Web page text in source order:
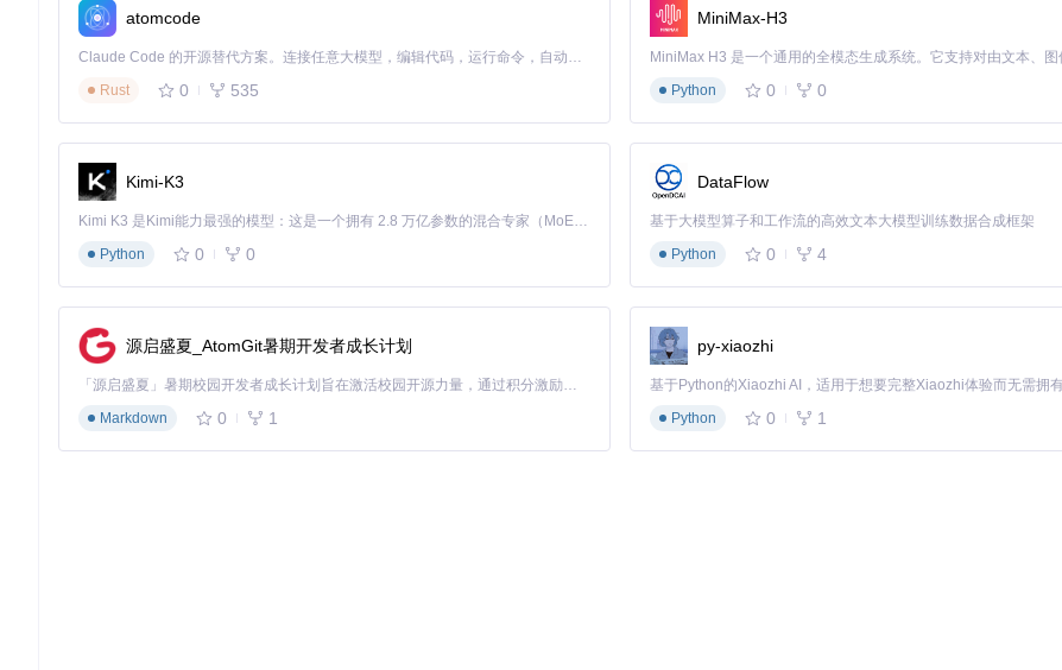
  });
使用技巧：添加 --preview 限定文件类型，--after 3 显示匹配行后3行内容。
读取工具不仅是简单的文件内容展示，更是一个智能代码解析器。它能自动处理大文件分页、超长行截断，并拒绝读取二进制文件。
// 智能内容处理（packages/opencode/src/tool/read.ts）
async
function readFileWithSafetyChecks ReadOptions
) {
validateFilePath(filepath);
// 文件类型检测
const fileType = await detectFileType(filepath);
if (fileType.isBinary ) {
  }
atomcode
Claude Code 的开源替代方案。连接任意大模型，编辑代码，运行命令，自动验证 — 全自动执行。用 Rust 构建，极致性能。 ｜ An open-source alternative to Claude Code. Connect any LLM, edit code, run commands, and verify changes — autonomously. Built in Rust for speed. Get Started
Rust
0 535
MiniMax-H3
Python
0 0
Kimi-K3
Kimi K3 是Kimi能力最强的模型：这是一个拥有 2.8 万亿参数的混合专家（MoE）模型，具备原生视觉理解能力，并支持 100 万 token 的上下文窗口。
Python
0 0
DataFlow
基于大模型算子和工作流的高效文本大模型训练数据合成框架
Python
0 4
源启盛夏_AtomGit暑期开发者成长计划
「源启盛夏」暑期校园开发者成长计划旨在激活校园开源力量，通过积分激励、认证扶持、资源倾斜等形式，引导高校组织和开发者完成「入驻 — 建项目 — 做贡献 — 获认证 — 得资源」的完整闭环。无论你是想带领社团入驻平台的组织者，还是希望用代码贡献证明自己的开发者，都能在这里找到属于你的成长路径。
Markdown
0 1
py-xiaozhi
Python
0 1